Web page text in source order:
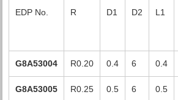
EDP No. R D1 D2 L1
G8A53004 R0.20 0.4 6 0.4
G8A53005 R0.25 0.5 6 0.5